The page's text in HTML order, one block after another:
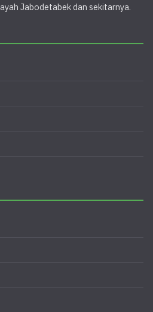
Jabodetabek dan sekitarnya.